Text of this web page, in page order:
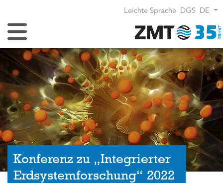
Leichte Sprache DGS DE
Navigation umschalten
Konferenz zu „Integrierter
Erdsystemforschung“ 2022